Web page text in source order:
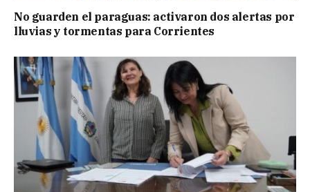
No guarden el paraguas: activaron dos alertas por
lluvias y tormentas para Corrientes